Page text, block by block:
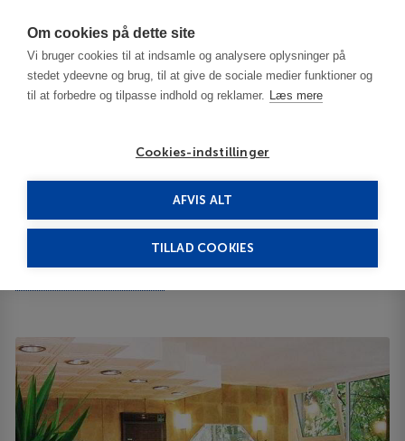
Om cookies på dette site
Vi bruger cookies til at indsamle og analysere oplysninger på
stedet ydeevne og brug, til at give de sociale medier funktioner og
til at forbedre og tilpasse indhold og reklamer. Læs mere
Cookies-indstillinger
AFVIS ALT
TILLAD COOKIES
Harmony 3***